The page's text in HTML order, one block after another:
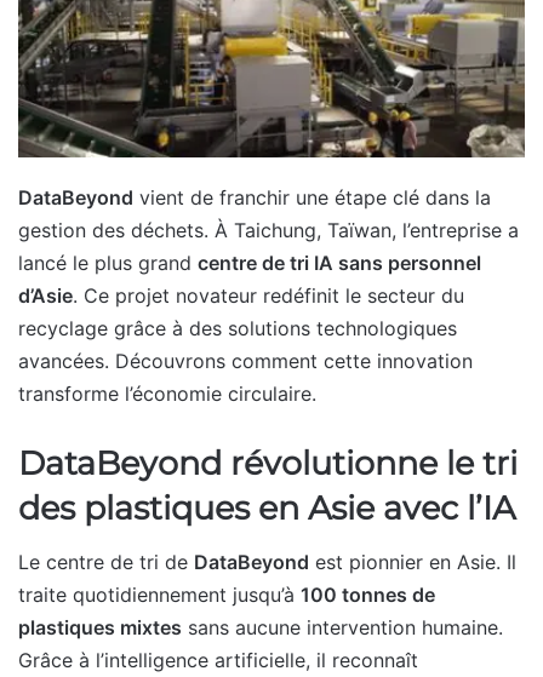
DataBeyond vient de franchir une étape clé dans la
gestion des déchets. À Taichung, Taïwan, l’entreprise a
lancé le plus grand centre de tri IA sans personnel
d’Asie. Ce projet novateur redéfinit le secteur du
recyclage grâce à des solutions technologiques
avancées. Découvrons comment cette innovation
transforme l’économie circulaire.
DataBeyond révolutionne le tri
des plastiques en Asie avec l’IA
Le centre de tri de DataBeyond est pionnier en Asie. Il
traite quotidiennement jusqu’à 100 tonnes de
plastiques mixtes sans aucune intervention humaine.
Grâce à l’intelligence artificielle, il reconnaît